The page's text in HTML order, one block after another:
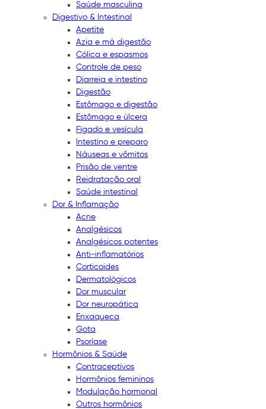
Saúde masculina
Digestivo & Intestinal
Apetite
Azia e má digestão
Cólica e espasmos
Controle de peso
Diarreia e intestino
Digestão
Estômago e digestão
Estômago e úlcera
Fígado e vesícula
Intestino e preparo
Náuseas e vômitos
Prisão de ventre
Reidratação oral
Saúde intestinal
Dor & Inflamação
Acne
Analgésicos
Analgésicos potentes
Anti-inflamatórios
Corticoides
Dermatológicos
Dor muscular
Dor neuropática
Enxaqueca
Gota
Psoríase
Hormônios & Saúde
Contraceptivos
Hormônios femininos
Modulação hormonal
Outros hormônios